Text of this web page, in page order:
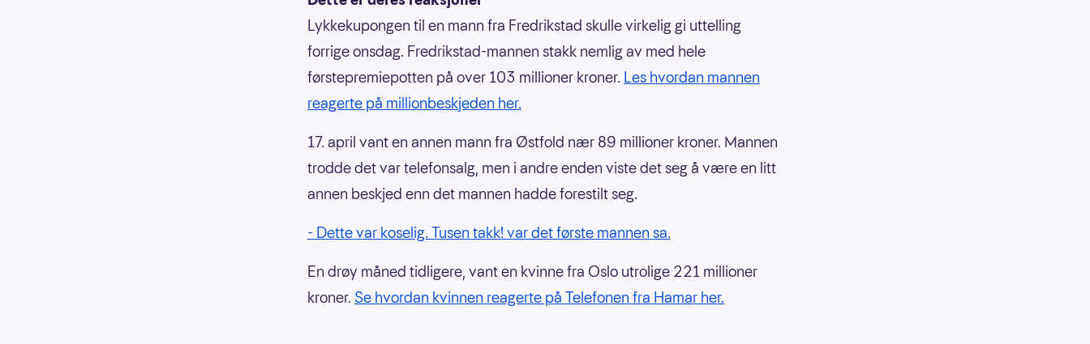
Lykkekupongen til en mann fra Fredrikstad skulle virkelig gi uttelling
forrige onsdag. Fredrikstad-mannen stakk nemlig av med hele
førstepremiepotten på over 103 millioner kroner. Les hvordan mannen
reagerte på millionbeskjeden her.
17. april vant en annen mann fra Østfold nær 89 millioner kroner. Mannen
trodde det var telefonsalg, men i andre enden viste det seg å være en litt
annen beskjed enn det mannen hadde forestilt seg.
- Dette var koselig. Tusen takk! var det første mannen sa.
En drøy måned tidligere, vant en kvinne fra Oslo utrolige 221 millioner
kroner. Se hvordan kvinnen reagerte på Telefonen fra Hamar her.